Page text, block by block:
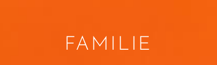
FAMILIE